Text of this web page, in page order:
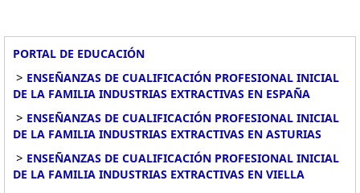
PORTAL DE EDUCACIÓN
> ENSEÑANZAS DE CUALIFICACIÓN PROFESIONAL INICIAL
DE LA FAMILIA INDUSTRIAS EXTRACTIVAS EN ESPAÑA
> ENSEÑANZAS DE CUALIFICACIÓN PROFESIONAL INICIAL
DE LA FAMILIA INDUSTRIAS EXTRACTIVAS EN ASTURIAS
> ENSEÑANZAS DE CUALIFICACIÓN PROFESIONAL INICIAL
DE LA FAMILIA INDUSTRIAS EXTRACTIVAS EN VIELLA